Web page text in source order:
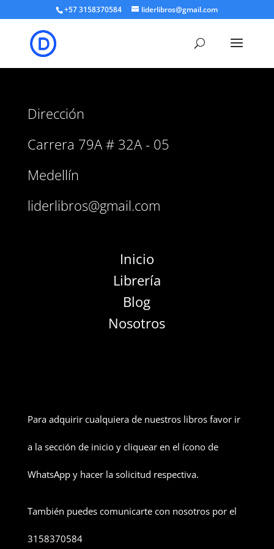
+57 3158370584 liderlibros@gmail.com
Dirección
Carrera 79A # 32A - 05
Medellín
liderlibros@gmail.com
Inicio
Librería
Blog
Nosotros
Para adquirir cualquiera de nuestros libros favor ir
a la sección de inicio y cliquear en el ícono de
WhatsApp y hacer la solicitud respectiva.
También puedes comunicarte con nosotros por el
3158370584